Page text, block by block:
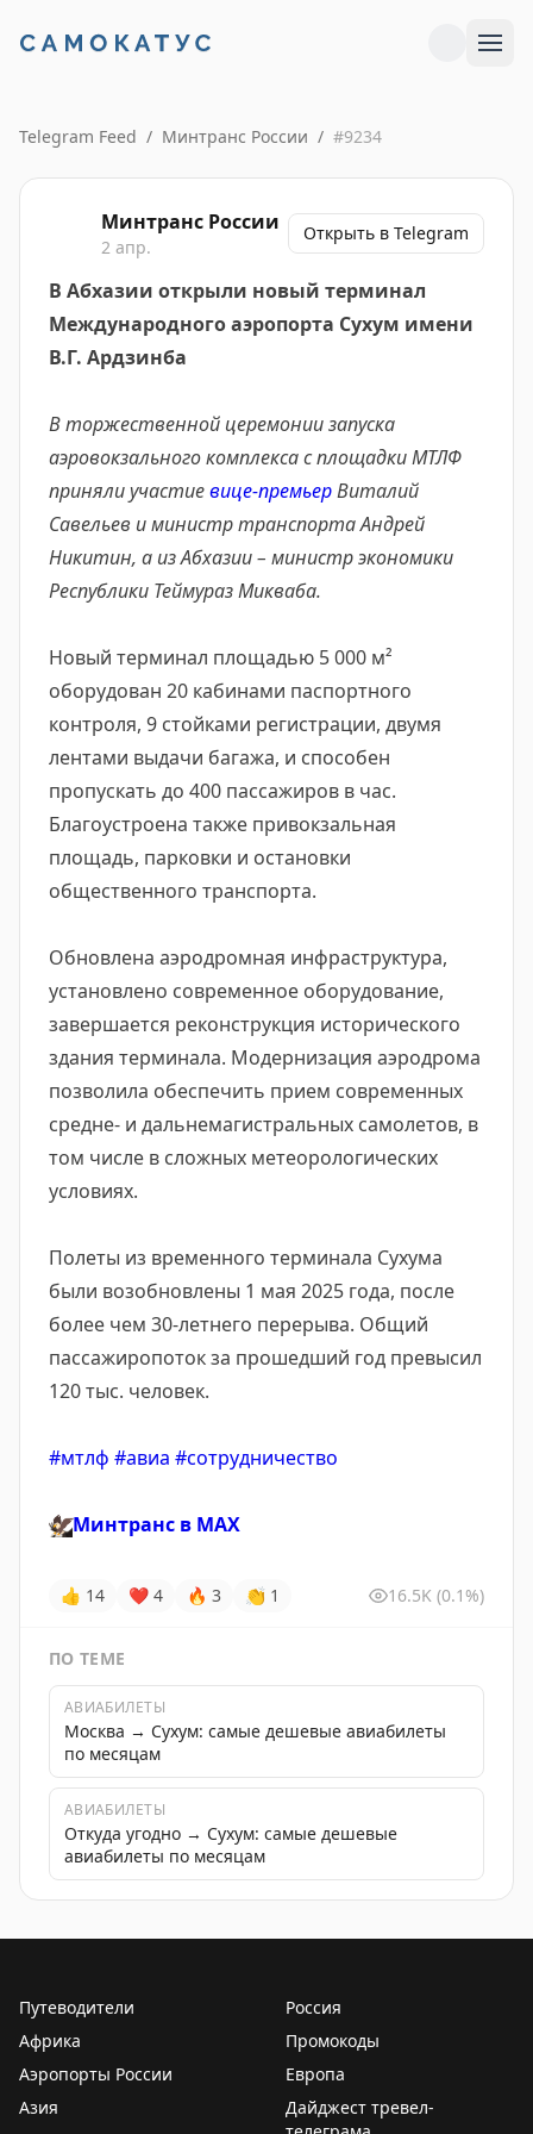
Telegram Feed / Минтранс России / #9234
Минтранс России
2 апр.
Открыть в Telegram
В Абхазии открыли новый терминал
Международного аэропорта Сухум имени
В.Г. Ардзинба
В торжественной церемонии запуска
аэровокзального комплекса с площадки МТЛФ
приняли участиевице-премьерВиталий
Савельев и министр транспорта Андрей
Никитин, а из Абхазии – министр экономики
Республики Теймураз Микваба.
Новый терминал площадью 5 000 м²
оборудован 20 кабинами паспортного
контроля, 9 стойками регистрации, двумя
лентами выдачи багажа, и способен
пропускать до 400 пассажиров в час.
Благоустроена также привокзальная
площадь, парковки и остановки
общественного транспорта.
Обновлена аэродромная инфраструктура,
установлено современное оборудование,
завершается реконструкция исторического
здания терминала. Модернизация аэродрома
позволила обеспечить прием современных
средне- и дальнемагистральных самолетов, в
том числе в сложных метеорологических
условиях.
Полеты из временного терминала Сухума
были возобновлены 1 мая 2025 года, после
более чем 30-летнего перерыва. Общий
пассажиропоток за прошедший год превысил
120 тыс. человек.
#мтлф #авиа #сотрудничество
🦅Минтранс в MAX
👍 14 ❤ 4 🔥 3 👏 1 16.5K (0.1%)
ПО ТЕМЕ
АВИАБИЛЕТЫ
Москва → Сухум: самые дешевые авиабилеты
по месяцам
АВИАБИЛЕТЫ
Откуда угодно → Сухум: самые дешевые
авиабилеты по месяцам
Путеводители
Россия
Африка
Промокоды
Аэропорты России
Европа
Азия
Дайджест тревел-